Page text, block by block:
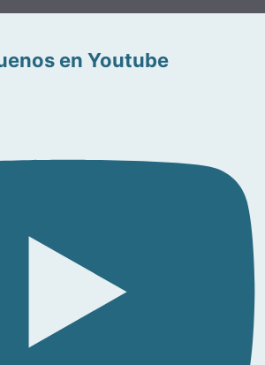
en Youtube